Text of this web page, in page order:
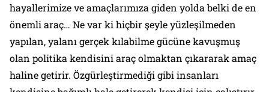
hayallerimize ve amaçlarımıza giden yolda belki de en
önemli araç… Ne var ki hiçbir şeyle yüzleşilmeden
yapılan, yalanı gerçek kılabilme gücüne kavuşmuş
olan politika kendisini araç olmaktan çıkararak amaç
haline getirir. Özgürleştirmediği gibi insanları